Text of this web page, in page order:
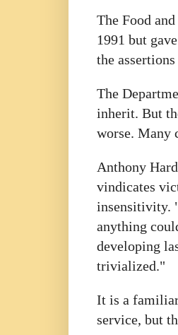
The Food
1991 but
the
The
inherit. But
worse. Many
Anthony
vindicates
insensitivity.
anything
developing
trivialized."
It is a
service, but